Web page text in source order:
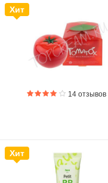
14 отзывов
Хит
Хит